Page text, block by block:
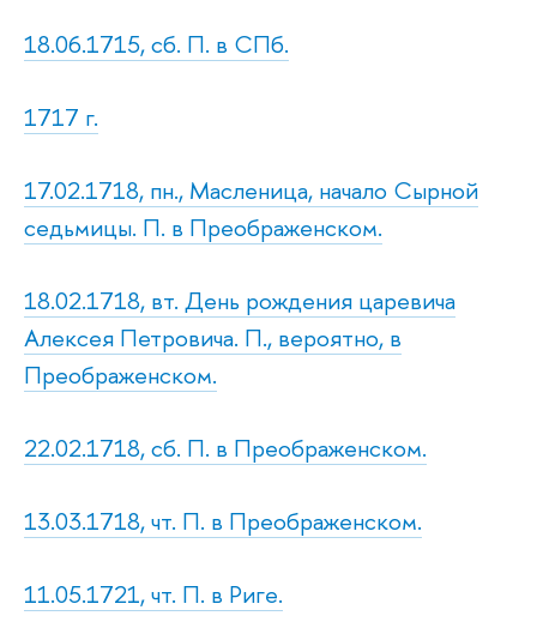
18.06.1715, сб. П. в СПб.
1717 г.
17.02.1718, пн., Масленица, начало Сырной
седьмицы. П. в Преображенском.
18.02.1718, вт. День рождения царевича
Алексея Петровича. П., вероятно, в
Преображенском.
22.02.1718, сб. П. в Преображенском.
13.03.1718, чт. П. в Преображенском.
11.05.1721, чт. П. в Риге.